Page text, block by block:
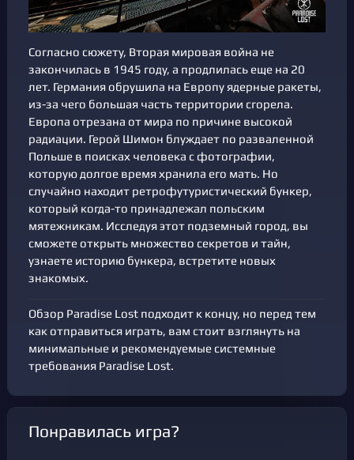
Согласно сюжету, Вторая мировая война не
закончилась в 1945 году, а продлилась еще на 20
лет. Германия обрушила на Европу ядерные ракеты,
из-за чего большая часть территории сгорела.
Европа отрезана от мира по причине высокой
радиации. Герой Шимон блуждает по разваленной
Польше в поисках человека с фотографии,
которую долгое время хранила его мать. Но
случайно находит ретрофутуристический бункер,
который когда-то принадлежал польским
мятежникам. Исследуя этот подземный город, вы
сможете открыть множество секретов и тайн,
узнаете историю бункера, встретите новых
знакомых.
Обзор Paradise Lost подходит к концу, но перед тем
как отправиться играть, вам стоит взглянуть на
минимальные и рекомендуемые системные
требования Paradise Lost.
Понравилась игра?